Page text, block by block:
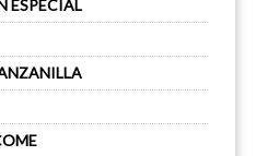
ESPECIAL